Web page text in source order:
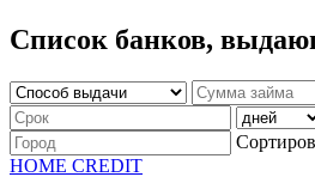
Список банков,
HOME CREDIT